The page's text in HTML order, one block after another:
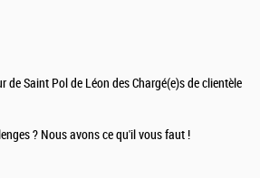
de Saint Pol de Léon des Chargé(e)s de clientèle
? Nous avons ce qu'il vous faut !